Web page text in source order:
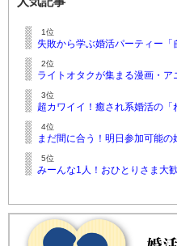
1位
失敗から学ぶ婚活パーティー「
2位
ライトオタクが集まる漫画・
3位
超カワイイ！癒され系婚活の「
4位
まだ間に合う！明日参加可能
5位
みーんな1人！おひとりさま大